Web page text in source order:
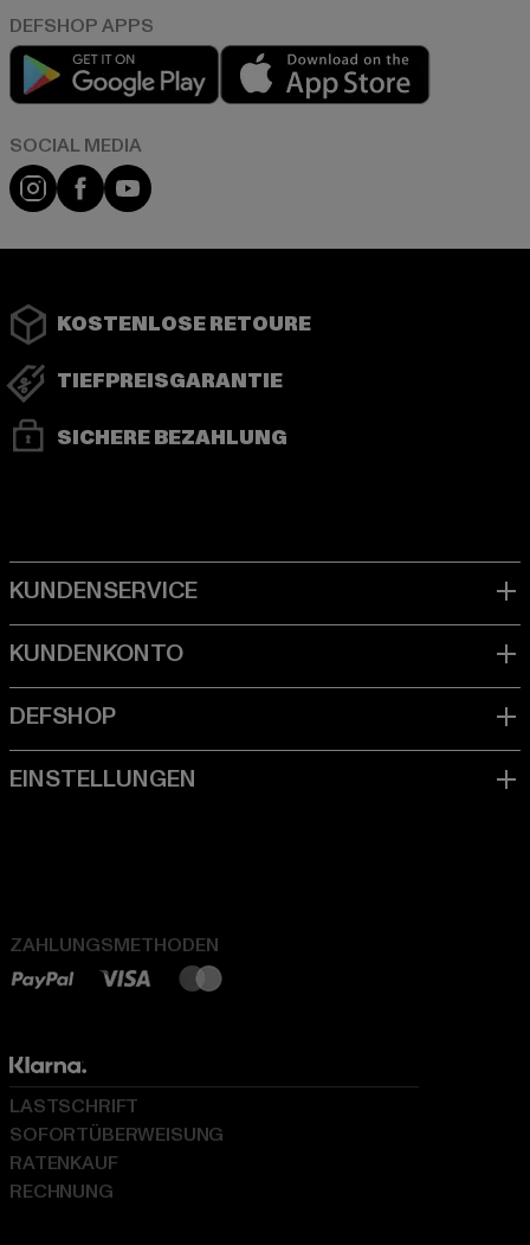
Play market
Instagram
FacebookYouTube
KOSTENLOSE RETOURE
TIEFPREISGARANTIE
SICHERE BEZAHLUNG
ZAHLUNGSMETHODEN
LASTSCHRIFT
SOFORTÜBERWEISUNG
RATENKAUF
RECHNUNG